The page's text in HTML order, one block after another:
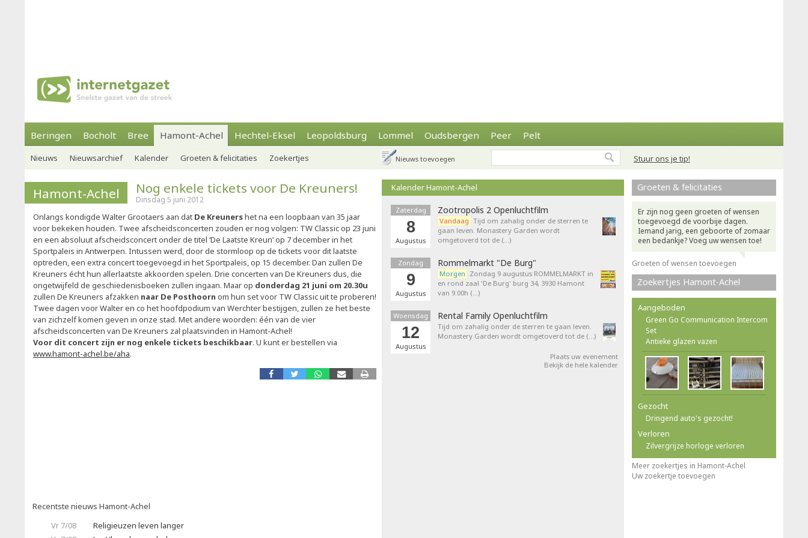
Beringen Bocholt Bree Hamont-Achel Hechtel-Eksel Leopoldsburg Lommel Oudsbergen Peer Pelt
Stuur ons je tip!
Nieuws Nieuwsarchief Kalender Groeten & felicitaties Zoekertjes Nieuws toevoegen
Hamont-Achel Nog enkele tickets voor De Kreuners!
Dinsdag 5 juni 2012
Onlangs kondigde Walter Grootaers aan dat De Kreunershet na een loopbaan van 35 jaar
voor bekeken houden. Twee afscheidsconcerten zouden er nog volgen: TW Classic op 23 juni
en een absoluut afscheidsconcert onder de titel ‘De Laatste Kreun’ op 7 december in het
Sportpaleis in Antwerpen. Intussen werd, door de stormloop op de tickets voor dit laatste
optreden, een extra concert toegevoegd in het Sportpaleis, op 15 december. Dan zullen De
Kreuners écht hun allerlaatste akkoorden spelen. Drie concerten van De Kreuners dus, die
ongetwijfeld de geschiedenisboeken zullen ingaan. Maar op donderdag 21 juni om 20.30u
zullen De Kreuners afzakken naar De Posthoorn om hun set voor TW Classic uit te proberen!
Twee dagen voor Walter en co het hoofdpodium van Werchter bestijgen, zullen ze het beste
van zichzelf komen geven in onze stad. Met andere woorden: één van de vier
afscheidsconcerten van De Kreuners zal plaatsvinden in Hamont-Achel!
Voor dit concert zijn er nog enkele tickets beschikbaar. U kunt er bestellen via
www.hamont-achel.be/aha.
Recentste nieuws Hamont-Achel
Vr 7/08
Religieuzen leven langer
Kalender Hamont-Achel
Zaterdag
8
Augustus
Zootropolis 2 Openluchtfilm
Vandaag Tijd om zahalig onder de sterren te
gaan leven. Monastery Garden wordt
omgetoverd tot de (…)
Zondag
9
Augustus
Rommelmarkt "De Burg"
Morgen Zondag 9 augustus ROMMELMARKT in
en rond zaal 'De Burg' burg 34, 3930 Hamont
van 9.00h (…)
Woensdag
12
Augustus
Rental Family Openluchtfilm
Tijd om zahalig onder de sterren te gaan leven.
Monastery Garden wordt omgetoverd tot de (…)
Plaats uw evenement
Bekijk de hele kalender
Groeten & felicitaties
Er zijn nog geen groeten of wensen
toegevoegd de voorbije dagen.
Iemand jarig, een geboorte of zomaar
een bedankje? Voeg uw wensen toe!
Groeten of wensen toevoegen
Zoekertjes Hamont-Achel
Aangeboden
Green Go Communication Intercom
Set
Antieke glazen vazen
Gezocht
Dringend auto's gezocht!
Verloren
Zilvergrijze horloge verloren
Meer zoekertjes in Hamont-Achel
Uw zoekertje toevoegen